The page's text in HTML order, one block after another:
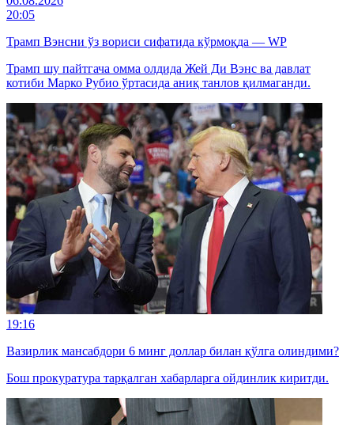
20:05
Трамп Вэнсни ўз вориси сифатида кўрмоқда — WP
Трамп шу пайтгача омма олдида Жей Ди Вэнс ва давлат
котиби Марко Рубио ўртасида аниқ танлов қилмаганди.
19:16
Вазирлик мансабдори 6 минг доллар билан қўлга олиндими?
Бош прокуратура тарқалган хабарларга ойдинлик киритди.